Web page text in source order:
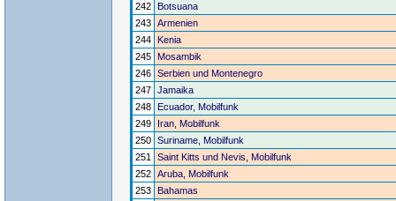
242
Botsuana
243 Armenien
244 Kenia
245 Mosambik
246 Serbien und Montenegro
247 Jamaika
248
Ecuador, Mobilfunk
249
Iran, Mobilfunk
250 Suriname, Mobilfunk
251
Saint Kitts und Nevis, Mobilfunk
252 Aruba, Mobilfunk
253 Bahamas